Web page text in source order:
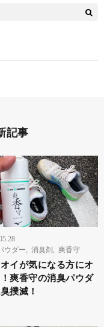
記事
ウダー
消臭剤 爽香守
イが気になる方にオ
爽香守の消臭パウダ
撲滅！